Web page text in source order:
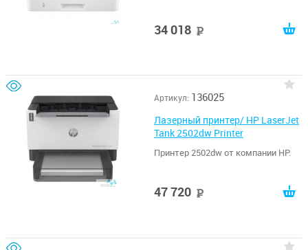
34 018
Артикул: 136025
Лазерный принтер/ HP LaserJet
Tank 2502dw Printer
Принтер 2502dw от компании HP.
47 720